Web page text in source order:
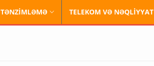
TƏNZİMLƏMƏ TELEKOM VƏ NƏQLİYYAT